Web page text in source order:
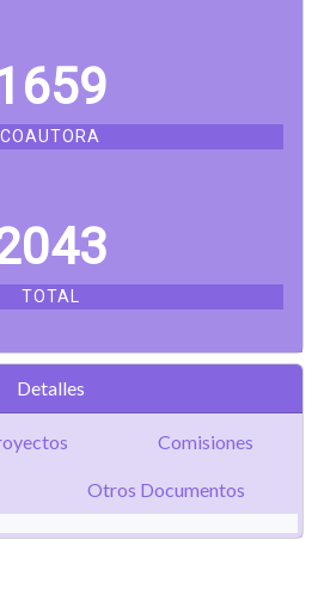
COAUTORA
TOTAL
Detalles
Comisiones
Otros Documentos